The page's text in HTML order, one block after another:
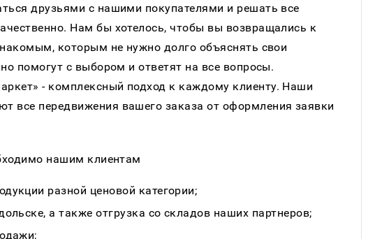
друзьями с нашими покупателями и решать все
Нам бы хотелось, чтобы вы возвращались к
которым не нужно долго объяснять свои
помогут с выбором и ответят на все вопросы.
- комплексный подход к каждому клиенту. Наши
все передвижения вашего заказа от оформления заявки
нашим клиентам
разной ценовой категории;
а также отгрузка со складов наших партнеров;